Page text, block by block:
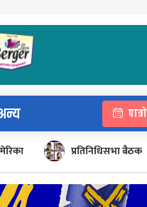
पात्रो
प्रतिनिधिसभा बैठक